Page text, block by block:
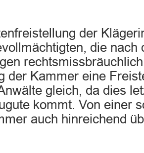
der
die nach
der Kammer eine
gleich, da dies
kommt. Von einer
auch hinreichend